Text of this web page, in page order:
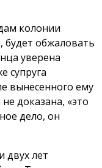
колонии
будет обжаловать
уверена
супруга
вынесенного ему
доказана, «это
дело, он
двух лет